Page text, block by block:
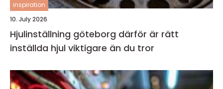
inspiration
10. July 2026
Hjulinställning göteborg därför är rätt
inställda hjul viktigare än du tror